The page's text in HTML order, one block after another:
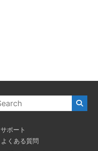
サポート
よくある質問